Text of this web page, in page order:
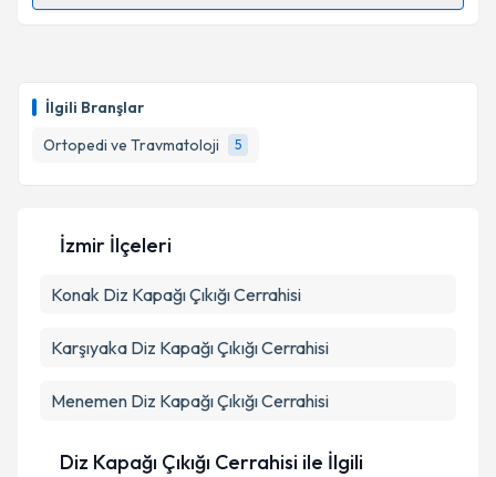
İlgili Branşlar
Ortopedi ve Travmatoloji
5
takvim hazırlandığında e-posta ile bilgilendireceğiz.
Metni'ni okudum ve kişisel verilerimin belirtilen
İzmir İlçeleri
Konak Diz Kapağı Çıkığı Cerrahisi
Karşıyaka Diz Kapağı Çıkığı Cerrahisi
Menemen Diz Kapağı Çıkığı Cerrahisi
Diz Kapağı Çıkığı Cerrahisi ile İlgili